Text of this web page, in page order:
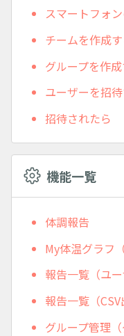
スマートフォ
チームを作成
グループを作
ユーザーを招
招待されたら
機能一覧
体調報告
My体温グラフ
報告一覧（ユー
報告一覧（CSV
グループ管理（